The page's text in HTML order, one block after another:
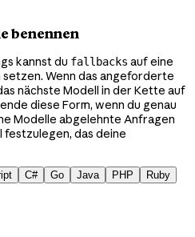
benennen
kannst du fallbacks auf eine
Wenn das angeforderte
nächste Modell in der Kette auf
diese Form, wenn du genau
Modelle abgelehnte Anfragen
festzulegen, das deine
C# Go Java PHP Ruby